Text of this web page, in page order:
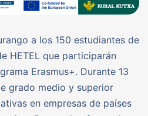
a los 150 estudiantes de
HETEL que participarán
Erasmus+. Durante 13
grado medio y superior
en empresas de países